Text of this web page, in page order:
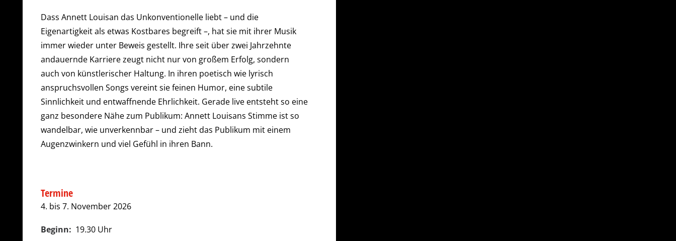
Dass Annett Louisan das Unkonventionelle liebt – und die
Eigenartigkeit als etwas Kostbares begreift –, hat sie mit ihrer Musik
immer wieder unter Beweis gestellt. Ihre seit über zwei Jahrzehnte
andauernde Karriere zeugt nicht nur von großem Erfolg, sondern
auch von künstlerischer Haltung. In ihren poetisch wie lyrisch
anspruchsvollen Songs vereint sie feinen Humor, eine subtile
Sinnlichkeit und entwaffnende Ehrlichkeit. Gerade live entsteht so eine
ganz besondere Nähe zum Publikum: Annett Louisans Stimme ist so
wandelbar, wie unverkennbar – und zieht das Publikum mit einem
Augenzwinkern und viel Gefühl in ihren Bann.
Termine
4. bis 7. November 2026
Beginn: 19.30 Uhr